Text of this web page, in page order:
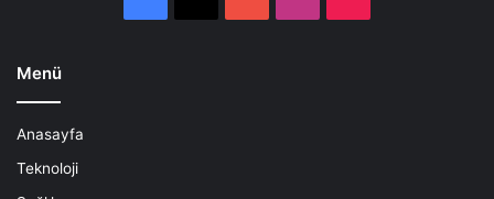
Menü
Anasayfa
Teknoloji